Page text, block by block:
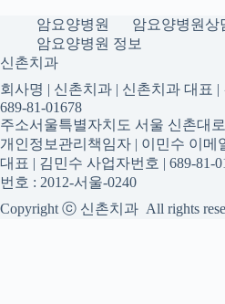
암요양병원
암요양병원상
암요양병원 정보
신촌치과
회사명 | 신촌치과 | 신촌치과 대표
689-81-01678
주소서울특별자치도 서울 신촌대
개인정보관리책임자 | 이민수 이메
대표 | 김민수 사업자번호 | 689-81-
번호 : 2012-서울-0240
Copyright ⓒ 신촌치과 All rights